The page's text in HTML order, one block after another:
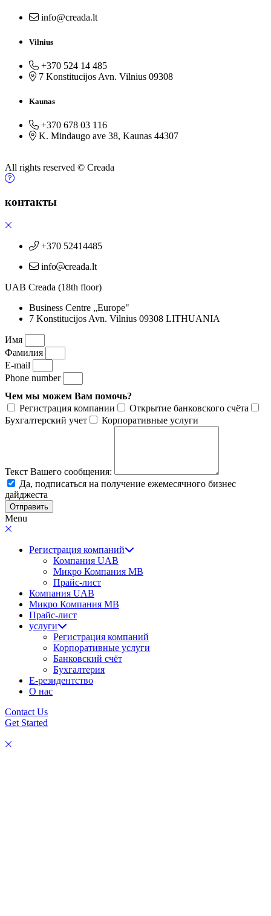
info@creada.lt
Vilnius
+370 524 14 485
7 Konstitucijos Avn. Vilnius 09308
Kaunas
+370 678 03 116
K. Mindaugo ave 38, Kaunas 44307
All rights reserved © Creada
контакты
+370 52414485
info
creada.lt
UAB Creada (18th floor)
Business Centre „Europe"
7 Konstitucijos Avn. Vilnius 09308 LITHUANIA
Имя
Фамилия
E-mail
Phone number
Чем мы можем Вам помочь?
Регистрация компании
Открытие банковского счёта
Бухгалтерский учет
Корпоративные услуги
Текст Вашего сообщения:
Да, подписаться на получение ежемесячного бизнес
дайджеста
Отправить
Menu
Регистрация компаний
Компания UAB
Микро Компания MB
Прайс-лист
Компания UAB
Микро Компания MB
Прайс-лист
услуги
Регистрация компаний
Корпоративные услуги
Банковский счёт
Бухгалтерия
Е-резидентство
О нас
Contact Us
Get Started